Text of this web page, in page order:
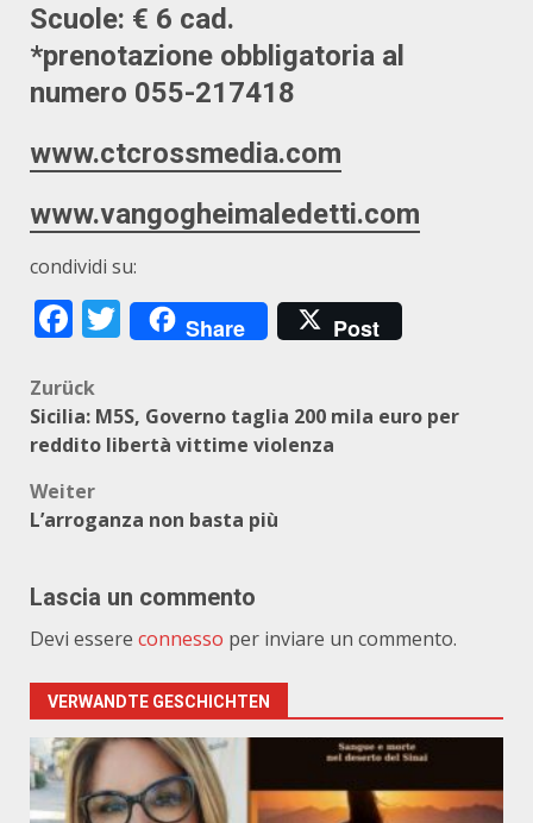
Scuole: € 6 cad.
*prenotazione obbligatoria al
numero 055-217418
www.ctcrossmedia.com
www.vangogheimaledetti.com
condividi su:
Facebook
Twitter
Share Post
Beitragsnavigation
Zurück
Sicilia: M5S, Governo taglia 200 mila euro per
reddito libertà vittime violenza
Weiter
L’arroganza non basta più
Lascia un commento
Devi essere connesso per inviare un commento.
VERWANDTE GESCHICHTEN